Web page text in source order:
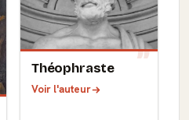
Théophraste
Voir l'auteur